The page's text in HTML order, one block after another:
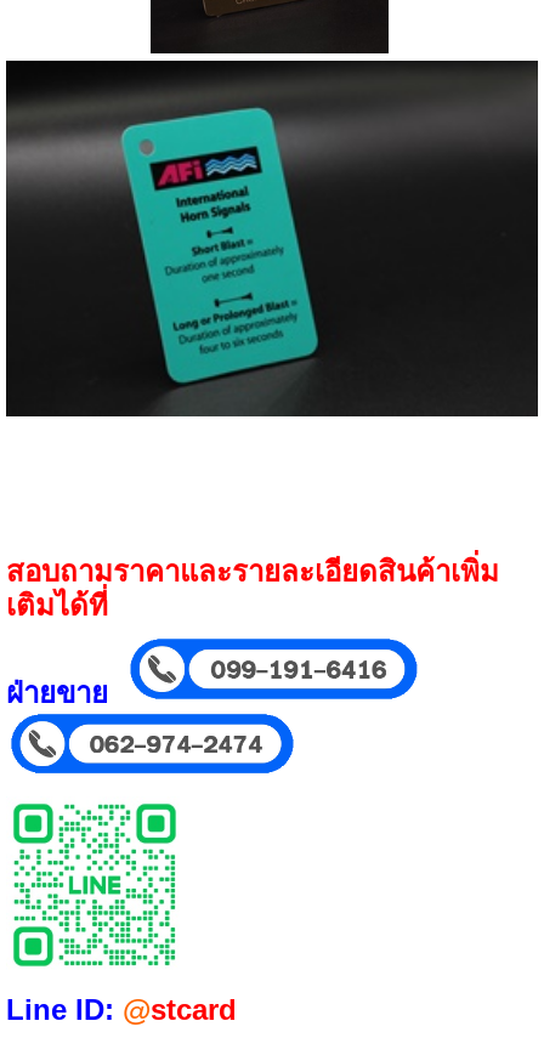
สอบถามราคาและรายละเอียดสินค้าเพิ่ม
เติมได้ที่
ฝ่ายขาย
Line ID: @stcard